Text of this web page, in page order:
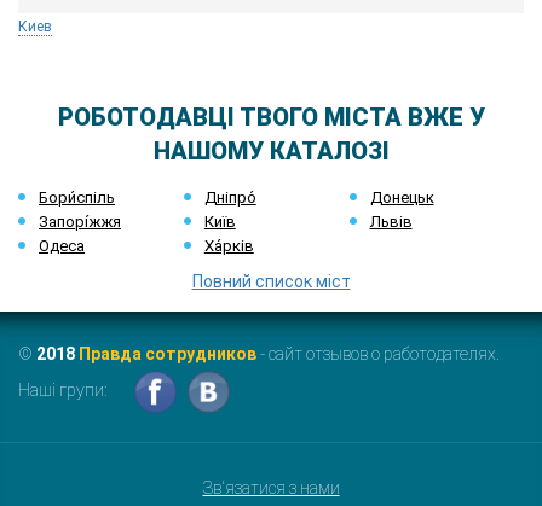
Киев
РОБОТОДАВЦІ ТВОГО МІСТА ВЖЕ У
НАШОМУ КАТАЛОЗІ
Бори́спіль Дніпро́
Донецьк
Запорі́жжя
Київ
Львів
Одеса
Ха́рків
Повний список міст
© 2018 Правда сотрудников- сайт отзывов о работодателях.
Наші групи:
Зв'язатися з нами